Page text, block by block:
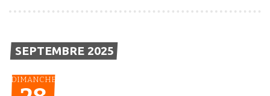
SEPTEMBRE 2025
DIMANCHE